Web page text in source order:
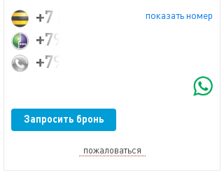
показать номер
+7 (960) 042-42-10
+79992699990
+79600424210
Запросить бронь
пожаловаться